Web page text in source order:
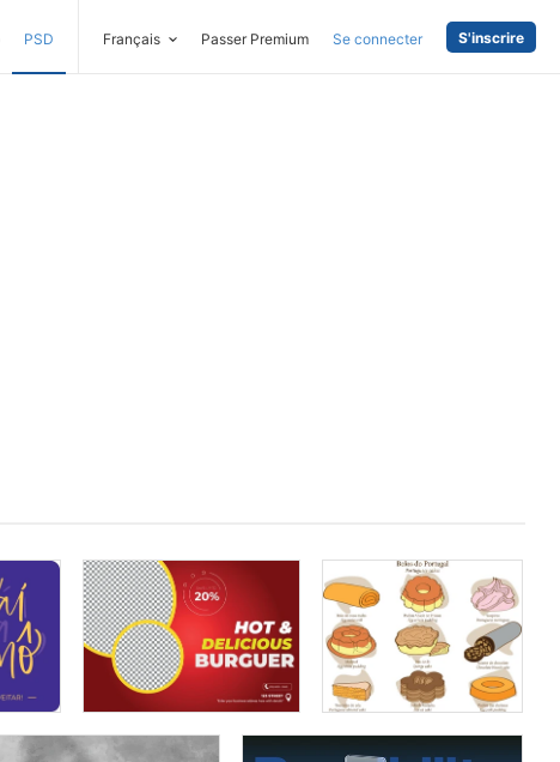
PSD Français Passer Premium Se connecter S'inscrire